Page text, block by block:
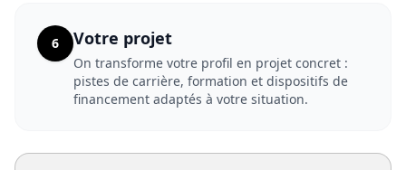
6 Votre projet
On transforme votre profil en projet concret :
pistes de carrière, formation et dispositifs de
financement adaptés à votre situation.